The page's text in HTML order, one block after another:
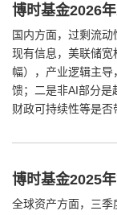
博时基金2026
国内方面，过剩流
现有信息，美联储
幅），产业逻辑主
馈；二是非AI部分是
财政可持续性等是
博时基金2025
全球资产方面，三